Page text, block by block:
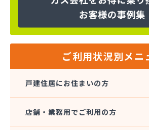
株式会社金子商店
株式会社広島クミアイ燃料
株式会社広島クミアイ燃料 あさ
株式会社広島中央クミアイ燃料 大
株式会社柴田燃料商会 ハウジング
株式会社柴田燃料商会 本社
株式会社上田商店
株式会社親和商会
株式会社太陽
ご利用状況別メニ
戸建住居にお住まいの方
店舗・業務用でご利用の方